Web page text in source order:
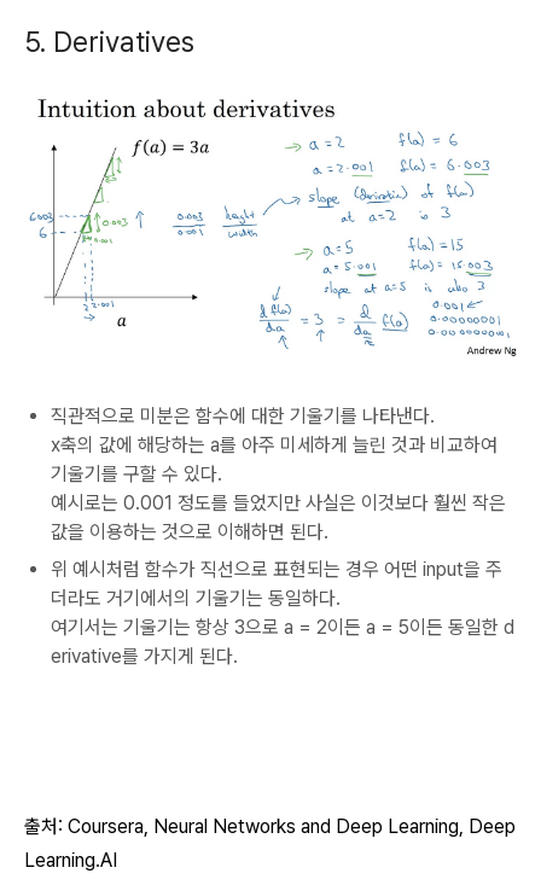
5. Derivatives
직관적으로 미분은 함수에 대한 기울기를 나타낸다.
x축의 값에 해당하는 a를 아주 미세하게 늘린 것과 비교하여
기울기를 구할 수 있다.
예시로는 0.001 정도를 들었지만 사실은 이것보다 훨씬 작은
값을 이용하는 것으로 이해하면 된다.
위 예시처럼 함수가 직선으로 표현되는 경우 어떤 input을 주
더라도 거기에서의 기울기는 동일하다.
여기서는 기울기는 항상 3으로 a = 2이든 a = 5이든 동일한 d
erivative를 가지게 된다.
출처: Coursera, Neural Networks and Deep Learning, Deep
Learning.AI